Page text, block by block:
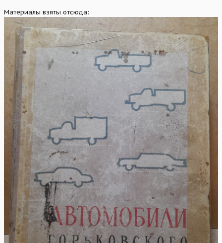
Материалы взяты отсюда: